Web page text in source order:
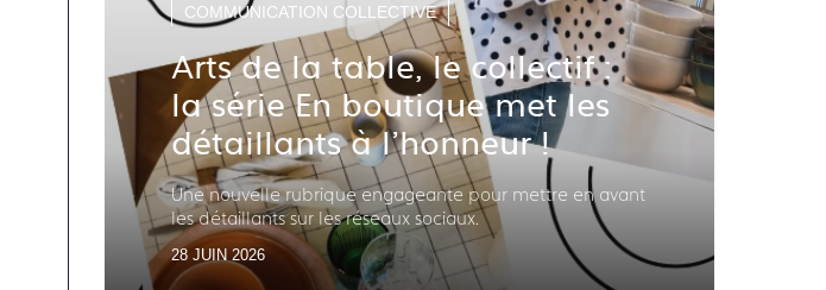
COMMUNICATION COLLECTIVE
Arts de la table, le collectif :
la série En boutique met les
détaillants à l'honneur !
Une nouvelle rubrique engageante pour mettre en avant
les détaillants sur les réseaux sociaux.
28 JUIN 2026